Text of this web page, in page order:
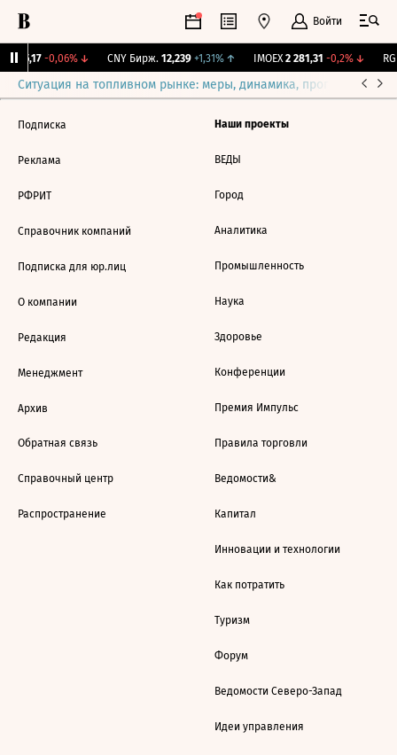
Войти
115,17 -0,06%↓ CNY Бирж. 12,239 +1,31%↑ IMOEX 2 281,31 -0,2%↓
Ситуация на топливном рынке: меры, динамика, прогнозы
Подписка
Реклама
РФРИТ
Справочник компаний
Подписка для юр.лиц
О компании
Редакция
Менеджмент
Архив
Обратная связь
Справочный центр
Распространение
Наши проекты
ВЕДЫ
Город
Аналитика
Промышленность
Наука
Здоровье
Конференции
Премия Импульс
Правила торговли
Ведомости&
Капитал
Инновации и технологии
Как потратить
Туризм
Форум
Ведомости Северо-Запад
Идеи управления